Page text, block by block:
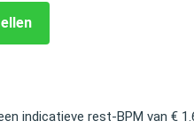
indicatieve rest-BPM van €
Partner bij Waterland